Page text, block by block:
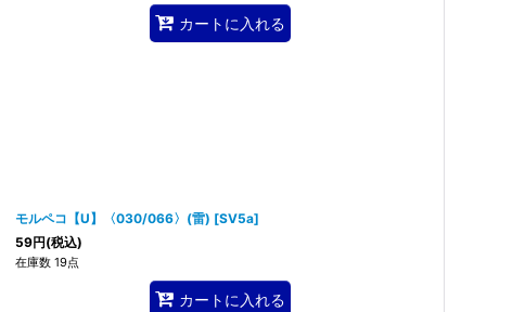
カートに入れる
モルペコ【U】〈030/066〉(雷) [SV5a]
59円(税込)
在庫数 19点
カートに入れる